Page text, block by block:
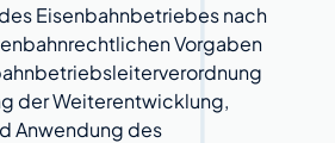
Eisenbahnbetriebes nach
Vorgaben
der Weiterentwicklung,
Anwendung des